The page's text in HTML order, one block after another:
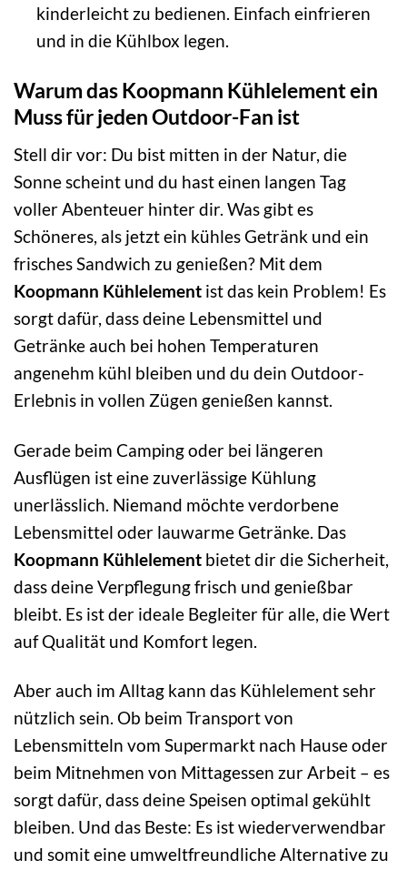
kinderleicht zu bedienen. Einfach einfrieren
und in die Kühlbox legen.
Warum das Koopmann Kühlelement ein
Muss für jeden Outdoor-Fan ist
Stell dir vor: Du bist mitten in der Natur, die
Sonne scheint und du hast einen langen Tag
voller Abenteuer hinter dir. Was gibt es
Schöneres, als jetzt ein kühles Getränk und ein
frisches Sandwich zu genießen? Mit dem
Koopmann Kühlelement ist das kein Problem! Es
sorgt dafür, dass deine Lebensmittel und
Getränke auch bei hohen Temperaturen
angenehm kühl bleiben und du dein Outdoor-
Erlebnis in vollen Zügen genießen kannst.
Gerade beim Camping oder bei längeren
Ausflügen ist eine zuverlässige Kühlung
unerlässlich. Niemand möchte verdorbene
Lebensmittel oder lauwarme Getränke. Das
Koopmann Kühlelement bietet dir die Sicherheit,
dass deine Verpflegung frisch und genießbar
bleibt. Es ist der ideale Begleiter für alle, die Wert
auf Qualität und Komfort legen.
Aber auch im Alltag kann das Kühlelement sehr
nützlich sein. Ob beim Transport von
Lebensmitteln vom Supermarkt nach Hause oder
beim Mitnehmen von Mittagessen zur Arbeit – es
sorgt dafür, dass deine Speisen optimal gekühlt
bleiben. Und das Beste: Es ist wiederverwendbar
und somit eine umweltfreundliche Alternative zu